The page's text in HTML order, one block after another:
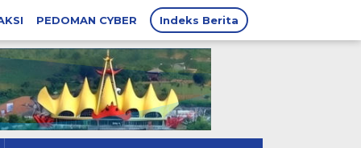
PEDOMAN CYBER Indeks Berita